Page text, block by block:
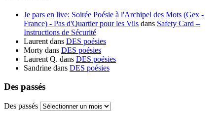
Je pars en live: Soirée Poésie à l'Archipel des Mots (Gex -
France) - Pas d'Quartier pour les Vils dans Safety Card –
Instructions de Sécurité
Laurent dans DES poésies
Morty dans DES poésies
Laurent Q. dans DES poésies
Sandrine dans DES poésies
Des passés
Des passés